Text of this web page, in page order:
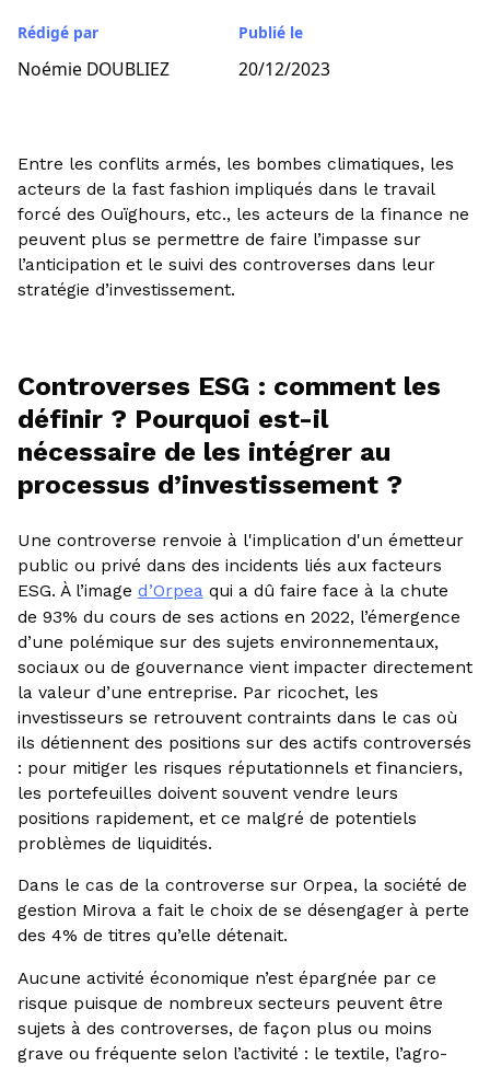
Rédigé par
Noémie DOUBLIEZ
Publié le
20/12/2023
Entre les conflits armés, les bombes climatiques, les
acteurs de la fast fashion impliqués dans le travail
forcé des Ouïghours, etc., les acteurs de la finance ne
peuvent plus se permettre de faire l’impasse sur
l’anticipation et le suivi des controverses dans leur
stratégie d’investissement.
Controverses ESG : comment les
définir ? Pourquoi est-il
nécessaire de les intégrer au
processus d’investissement ?
Une controverse renvoie à l'implication d'un émetteur
public ou privé dans des incidents liés aux facteurs
ESG. À l’image d’Orpea qui a dû faire face à la chute
de 93% du cours de ses actions en 2022, l’émergence
d’une polémique sur des sujets environnementaux,
sociaux ou de gouvernance vient impacter directement
la valeur d’une entreprise. Par ricochet, les
investisseurs se retrouvent contraints dans le cas où
ils détiennent des positions sur des actifs controversés
: pour mitiger les risques réputationnels et financiers,
les portefeuilles doivent souvent vendre leurs
positions rapidement, et ce malgré de potentiels
problèmes de liquidités.
Dans le cas de la controverse sur Orpea, la société de
gestion Mirova a fait le choix de se désengager à perte
des 4% de titres qu’elle détenait.
Aucune activité économique n’est épargnée par ce
risque puisque de nombreux secteurs peuvent être
sujets à des controverses, de façon plus ou moins
grave ou fréquente selon l’activité : le textile, l’agro-